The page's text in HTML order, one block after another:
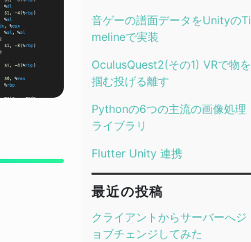
音ゲーの譜面データをUnityのTi
melineで実装
OculusQuest2(その1) VRで物を
掴む投げる離す
Pythonの6つの主流の画像処理
ライブラリ
Flutter Unity 連携
最近の投稿
クライアントからサーバーへジ
ョブチェンジしてみた